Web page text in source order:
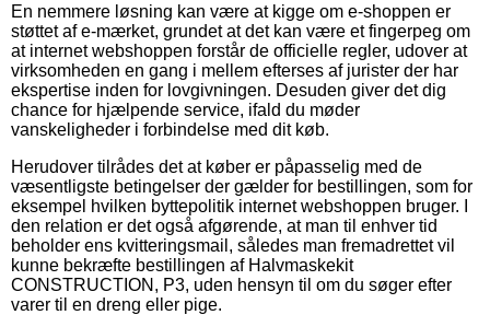
En nemmere løsning kan være at kigge om e-shoppen er
støttet af e-mærket, grundet at det kan være et fingerpeg om
at internet webshoppen forstår de officielle regler, udover at
virksomheden en gang i mellem efterses af jurister der har
ekspertise inden for lovgivningen. Desuden giver det dig
chance for hjælpende service, ifald du møder
vanskeligheder i forbindelse med dit køb.
Herudover tilrådes det at køber er påpasselig med de
væsentligste betingelser der gælder for bestillingen, som for
eksempel hvilken byttepolitik internet webshoppen bruger. I
den relation er det også afgørende, at man til enhver tid
beholder ens kvitteringsmail, således man fremadrettet vil
kunne bekræfte bestillingen af Halvmaskekit
CONSTRUCTION, P3, uden hensyn til om du søger efter
varer til en dreng eller pige.